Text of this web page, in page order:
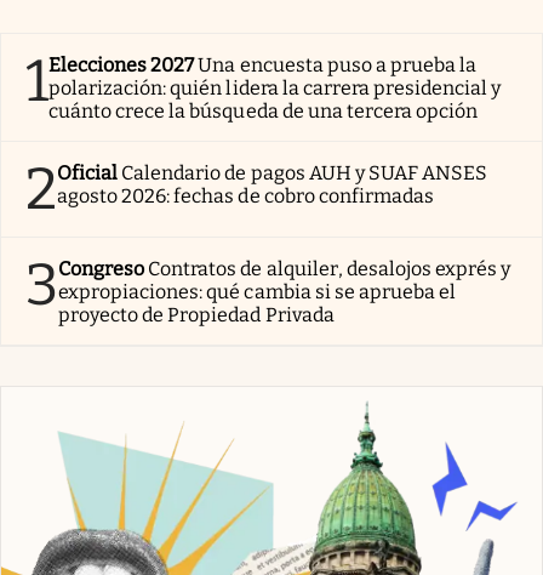
1Elecciones 2027Una encuesta puso a prueba la
polarización: quién lidera la carrera presidencial y
cuánto crece la búsqueda de una tercera opción
2Oficial Calendario de pagos AUH y SUAF ANSES
agosto 2026: fechas de cobro confirmadas
3Congreso Contratos de alquiler, desalojos exprés y
expropiaciones: qué cambia si se aprueba el
proyecto de Propiedad Privada